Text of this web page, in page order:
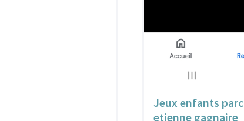
Jeux enfants parc
etienne gagnaire